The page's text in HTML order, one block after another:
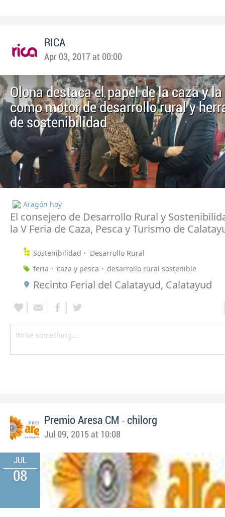
RICA
Apr 03, 2017 at 00:00
Olona destaca el papel de la caza y
como motor de desarrollo rural y
de sostenibilidad
Aragón hoy
El consejero de Desarrollo Rural y
la V Feria de Caza, Pesca y Turismo de
Sostenibilidad
Desarrollo Rural
feria
caza y pesca desarrollo rural sostenible
Recinto Ferial del Calatayud, Calatayud
Premio Aresa CM - chilorg
Jul 09, 2015 at 10:08
JUL
08